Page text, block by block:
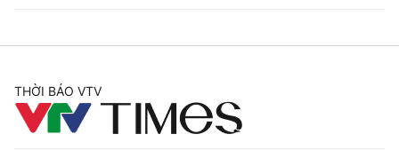
THỜI BÁO VTV